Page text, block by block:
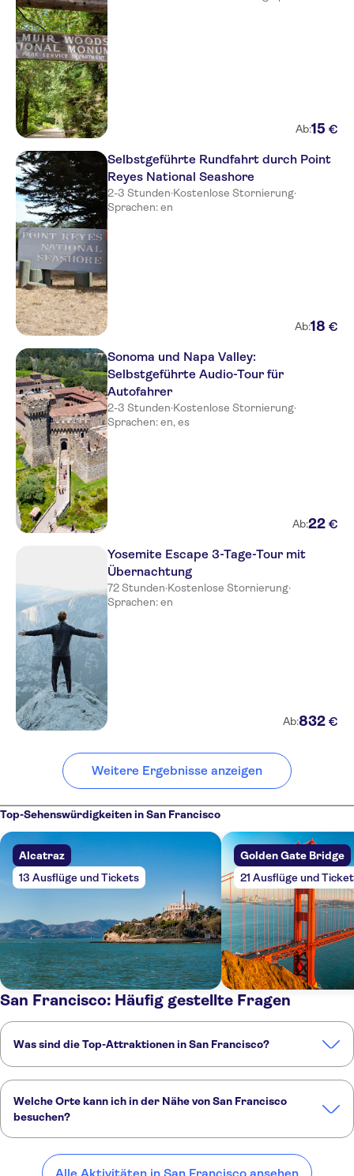
Ab:15 €
Selbstgeführte Rundfahrt durch Point
Reyes National Seashore
2-3 Stunden·Kostenlose Stornierung·
Sprachen: en
Ab:18 €
Sonoma und Napa Valley:
Selbstgeführte Audio-Tour für
Autofahrer
2-3 Stunden·Kostenlose Stornierung·
Sprachen: en, es
Ab:22 €
Yosemite Escape 3-Tage-Tour mit
Übernachtung
72 Stunden·Kostenlose Stornierung·
Sprachen: en
Ab:832 €
Weitere Ergebnisse anzeigen
Top-Sehenswürdigkeiten in San Francisco
Alcatraz
13 Ausflüge und Tickets
Golden Gate Bridge
21 Ausflüge und
San Francisco: Häufig gestellte Fragen
Was sind die Top-Attraktionen in San Francisco?
Alcatraz Golden Gate Bridge
Welche Orte kann ich in der Nähe von San Francisco
besuchen?
Francisco:
Alle Aktivitäten in San Francisco ansehen